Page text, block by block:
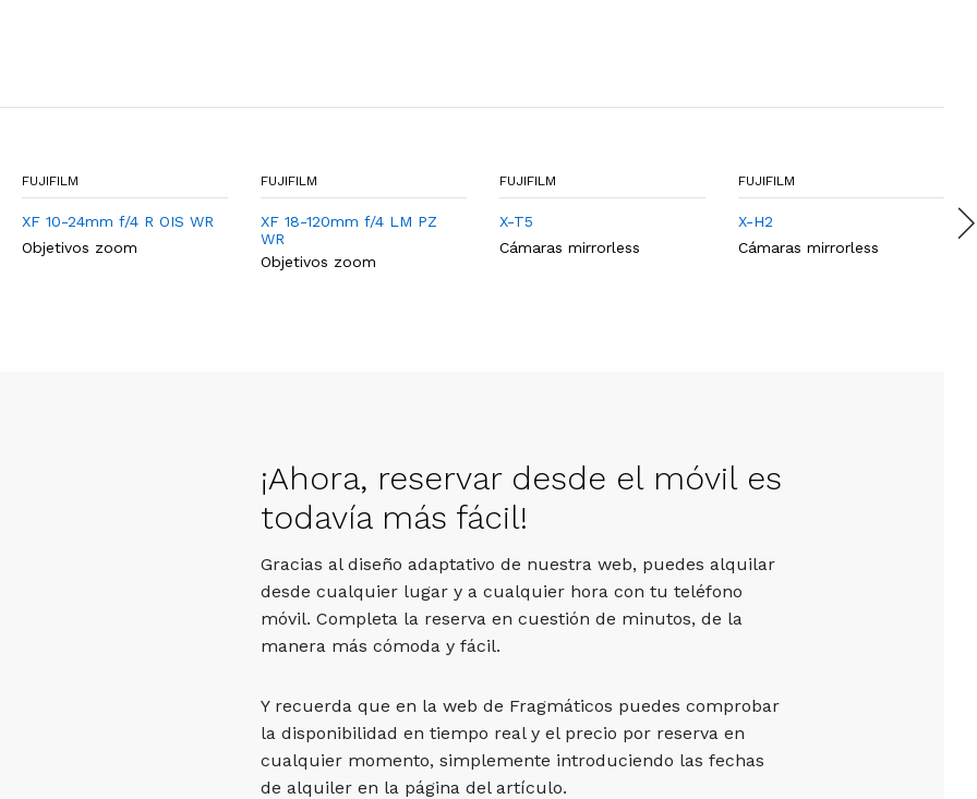
FUJIFILM
XF 10-24mm f/4 R OIS WR
Objetivos zoom
FUJIFILM
XF 18-120mm f/4 LM PZ
WR
Objetivos zoom
FUJIFILM
X-T5
Cámaras mirrorless
FUJIFILM
X-H2
Cámaras mirrorless
¡Ahora, reservar desde el móvil es
todavía más fácil!
Gracias al diseño adaptativo de nuestra web, puedes alquilar
desde cualquier lugar y a cualquier hora con tu teléfono
móvil. Completa la reserva en cuestión de minutos, de la
manera más cómoda y fácil.
Y recuerda que en la web de Fragmáticos puedes comprobar
la disponibilidad en tiempo real y el precio por reserva en
cualquier momento, simplemente introduciendo las fechas
de alquiler en la página del artículo.